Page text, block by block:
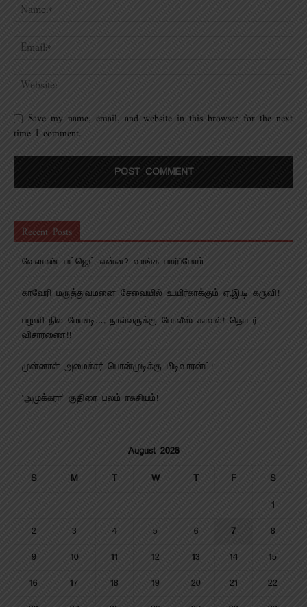
Save my name, email, and website in this browser for the next
time I comment.
Recent Posts
வேளாண் பட்ஜெட் என்ன? வாங்க பார்ப்போம்
காவேரி மருத்துவமனை சேவையில் உயிர்காக்கும் ஏ.இ.டி கருவி!
பழனி நில மோசடி…. நால்வருக்கு போலீஸ் காவல்! தொடர்
விசாரணை!!
முன்னாள் அமைச்சர் பொன்முடிக்கு பிடிவாரன்ட்!
‘அமுக்கரா’ குதிரை பலம் ரகசியம்!
August 2026
S M T W T F S
1
2 3 4 5 6 7 8
9 10 11 12 13 14 15
16 17 18 19 20 21 22